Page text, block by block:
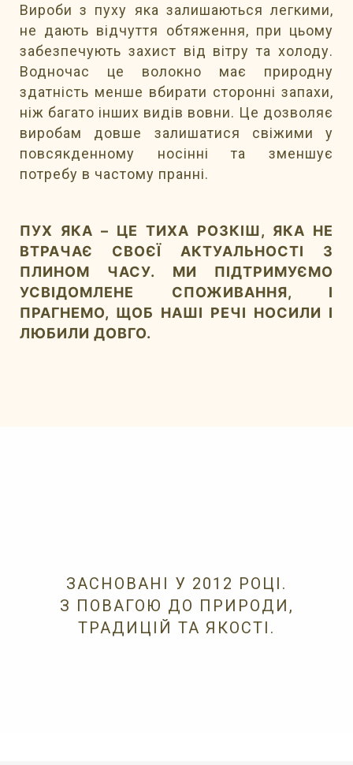
Вироби з пуху яка залишаються легкими,
не дають відчуття обтяження, при цьому
забезпечують захист від вітру та холоду.
Водночас це волокно має природну
здатність менше вбирати сторонні запахи,
ніж багато інших видів вовни. Це дозволяє
виробам довше залишатися свіжими у
повсякденному носінні та зменшує
потребу в частому пранні.
ПУХ ЯКА – ЦЕ ТИХА РОЗКІШ, ЯКА НЕ
ВТРАЧАЄ СВОЄЇ АКТУАЛЬНОСТІ З
ПЛИНОМ ЧАСУ. МИ ПІДТРИМУЄМО
УСВІДОМЛЕНЕ СПОЖИВАННЯ, І
ПРАГНЕМО, ЩОБ НАШІ РЕЧІ НОСИЛИ І
ЛЮБИЛИ ДОВГО.
ЗАСНОВАНІ У 2012 РОЦІ.
З ПОВАГОЮ ДО ПРИРОДИ,
ТРАДИЦІЙ ТА ЯКОСТІ.